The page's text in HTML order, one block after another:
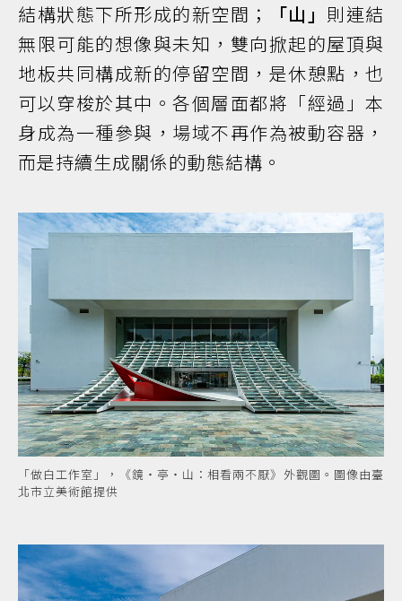
結構狀態下所形成的新空間；
「山」 則連結
無限可能的想像與未知，雙向掀起的屋頂與
地板共同構成新的停留空間，是休憩點，也
可以穿梭於其中。各個層面都將「經過」本
身成為一種參與，場域不再作為被動容器，
而是持續生成關係的動態結構。
「做白工作室」，《鏡・亭・山：相看兩不厭》外觀圖。圖像由臺
北市立美術館提供